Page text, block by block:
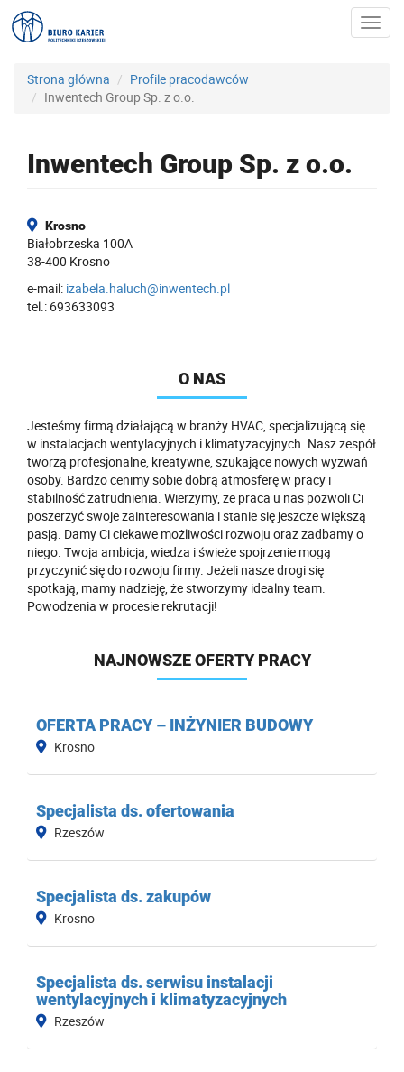
Strona główna
Profile pracodawców
Inwentech Group Sp. z o.o.
Inwentech Group Sp. z o.o.
Krosno
Białobrzeska 100A
38-400 Krosno
e-mail: izabela.haluch@inwentech.pl
tel.: 693633093
O NAS
Jesteśmy firmą działającą w branży HVAC, specjalizującą się
w instalacjach wentylacyjnych i klimatyzacyjnych. Nasz zespół
tworzą profesjonalne, kreatywne, szukające nowych wyzwań
osoby. Bardzo cenimy sobie dobrą atmosferę w pracy i
stabilność zatrudnienia. Wierzymy, że praca u nas pozwoli Ci
poszerzyć swoje zainteresowania i stanie się jeszcze większą
pasją. Damy Ci ciekawe możliwości rozwoju oraz zadbamy o
niego. Twoja ambicja, wiedza i świeże spojrzenie mogą
przyczynić się do rozwoju firmy. Jeżeli nasze drogi się
spotkają, mamy nadzieję, że stworzymy idealny team.
Powodzenia w procesie rekrutacji!
NAJNOWSZE OFERTY PRACY
OFERTA PRACY – INŻYNIER BUDOWY
Krosno
Specjalista ds. ofertowania
Rzeszów
Specjalista ds. zakupów
Krosno
Specjalista ds. serwisu instalacji
wentylacyjnych i klimatyzacyjnych
Rzeszów